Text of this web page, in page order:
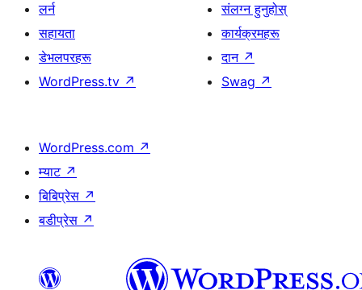
लर्न
सहायता
डेभलपरहरू
WordPress.tv ↗
संलग्न हुनुहोस्
कार्यक्रमहरू
दान ↗
Swag ↗
WordPress.com ↗
म्याट ↗
बिबिप्रेस ↗
बडीप्रेस ↗